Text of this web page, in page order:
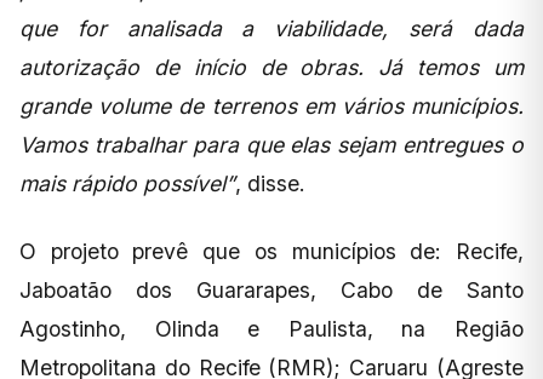
que for analisada a viabilidade, será dada
autorização de início de obras. Já temos um
grande volume de terrenos em vários municípios.
Vamos trabalhar para que elas sejam entregues o
mais rápido possível”, disse.
O projeto prevê que os municípios de: Recife,
Jaboatão dos Guararapes, Cabo de Santo
Agostinho, Olinda e Paulista, na Região
Metropolitana do Recife (RMR); Caruaru (Agreste